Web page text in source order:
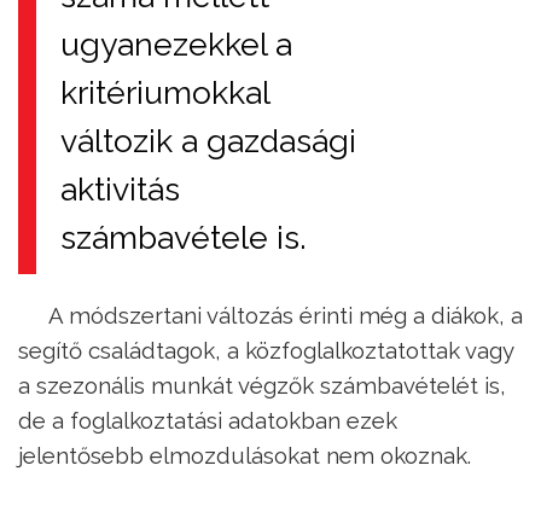
ugyanezekkel a
kritériumokkal
változik a gazdasági
aktivitás
számbavétele is.
A módszertani változás érinti még a diákok, a
segítő családtagok, a közfoglalkoztatottak vagy
a szezonális munkát végzők számbavételét is,
de a foglalkoztatási adatokban ezek
jelentősebb elmozdulásokat nem okoznak.